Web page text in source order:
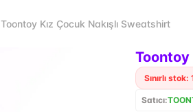
Toontoy Kız Çocuk Nakışlı Sweatshirt
Toontoy
Sınırlı
Satıcı: